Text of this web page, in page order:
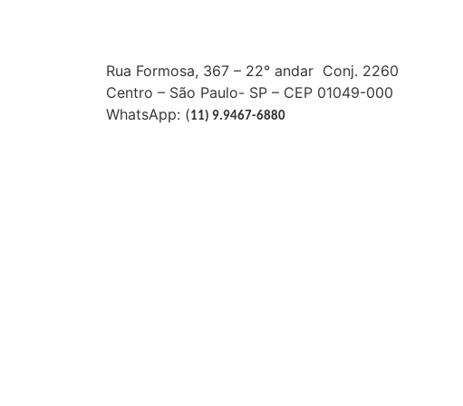
Rua Formosa, 367 – 22° andar Conj. 2260
Centro – São Paulo- SP – CEP 01049-000
WhatsApp: (11) 9.9467-6880